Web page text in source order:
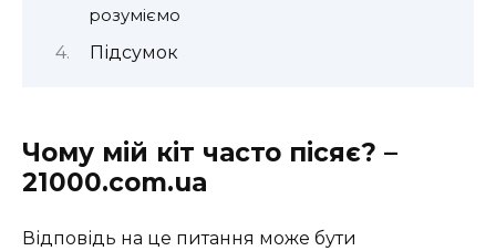
розуміємо
Підсумок
Чому мій кіт часто пісяє? –
21000.com.ua
Відповідь на це питання може бути